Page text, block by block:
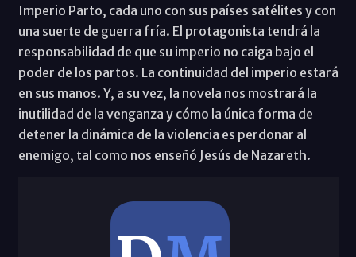
Imperio Parto, cada uno con sus países satélites y con
una suerte de guerra fría. El protagonista tendrá la
responsabilidad de que su imperio no caiga bajo el
poder de los partos. La continuidad del imperio estará
en sus manos. Y, a su vez, la novela nos mostrará la
inutilidad de la venganza y cómo la única forma de
detener la dinámica de la violencia es perdonar al
enemigo, tal como nos enseñó Jesús de Nazareth.